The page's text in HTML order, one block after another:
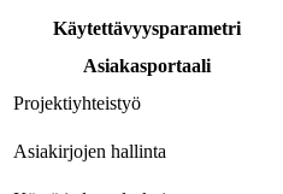
Käytettävyysparametri
Asiakasportaali
Projektiyhteistyö
Asiakirjojen hallinta